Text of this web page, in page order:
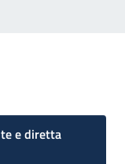
e diretta